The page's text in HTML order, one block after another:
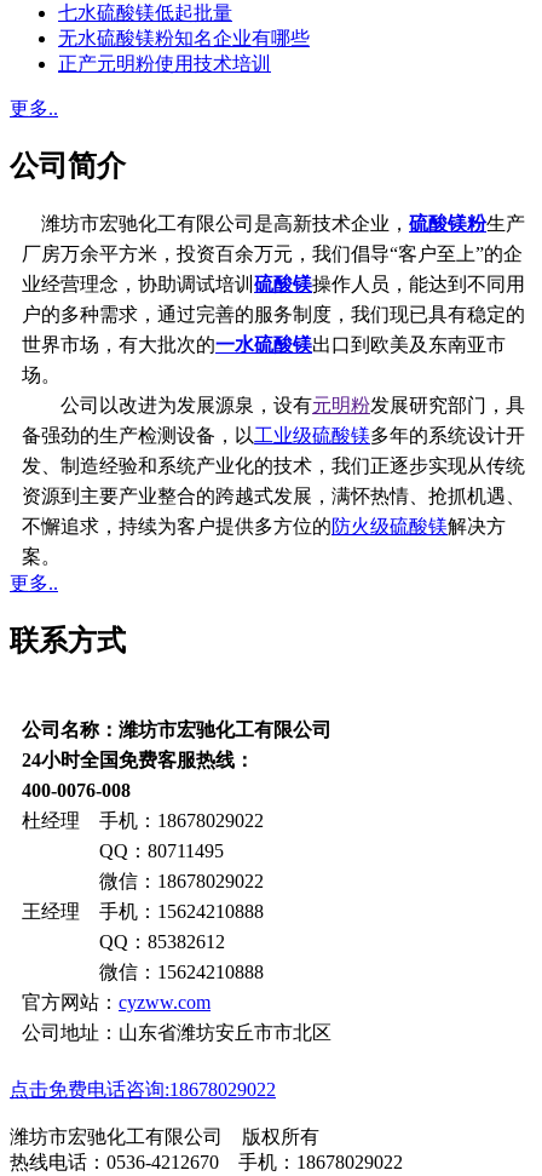
七水硫酸镁低起批量
无水硫酸镁粉知名企业有哪些
正产元明粉使用技术培训
更多..
公司简介
潍坊市宏驰化工有限公司是高新技术企业， 硫酸镁粉生产
厂房万余平方米，投资百余万元，我们倡导“客户至上”的企
业经营理念，协助调试培训 硫酸镁操作人员，能达到不同用
户的多种需求，通过完善的服务制度，我们现已具有稳定的
世界市场，有大批次的一水硫酸镁出口到欧美及东南亚市
场。
公司以改进为发展源泉，设有元明粉发展研究部门，具
备强劲的生产检测设备，以工业级硫酸镁多年的系统设计开
发、制造经验和系统产业化的技术，我们正逐步实现从传统
资源到主要产业整合的跨越式发展，满怀热情、抢抓机遇、
不懈追求，持续为客户提供多方位的防火级硫酸镁解决方
案。
更多..
联系方式
公司名称：潍坊市宏驰化工有限公司
24小时全国免费客服热线：
400-0076-008
杜经理 手机：18678029022
QQ：80711495
微信：18678029022
王经理 手机：15624210888
QQ：85382612
微信：15624210888
官方网站： cyzww.com
公司地址：山东省潍坊安丘市市北区
点击免费电话咨询:18678029022
潍坊市宏驰化工有限公司 版权所有
热线电话：0536-4212670 手机：18678029022